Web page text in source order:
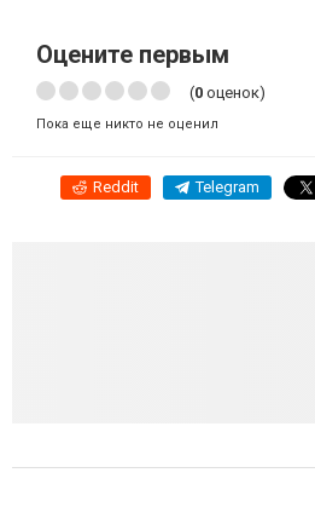
Оцените первым
(0 оценок)
Пока еще никто не оценил
Reddit Telegram